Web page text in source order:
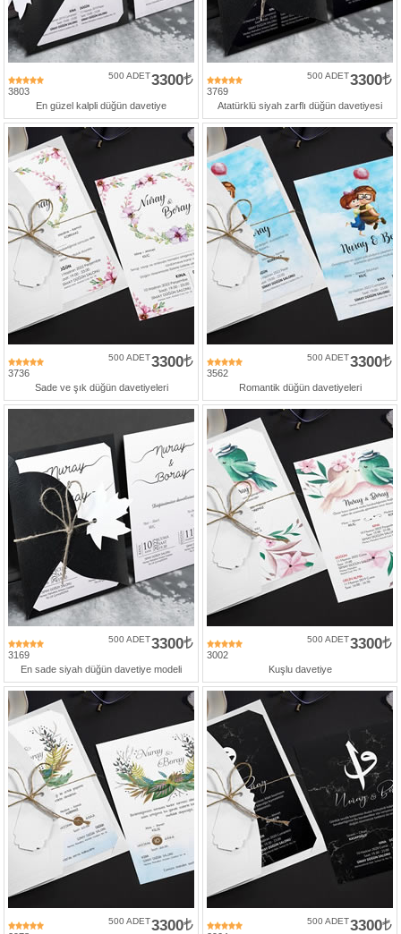
3803
3300
500 ADET
En güzel kalpli düğün davetiye
3769
3300
500 ADET
Atatürklü siyah zarflı düğün davetiyesi
3736
3300
500 ADET
Sade ve şık düğün davetiyeleri
3562
3300
500 ADET
Romantik düğün davetiyeleri
3169
3300
500 ADET
En sade siyah düğün davetiye modeli
3002
3300
500 ADET
Kuşlu davetiye
3300
500 ADET 3300
500 ADET